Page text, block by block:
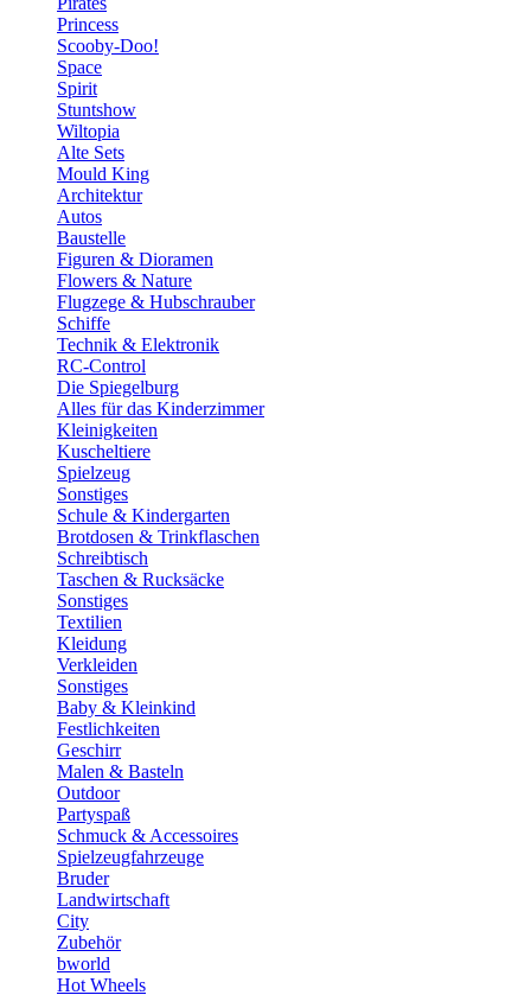
Princess
Scooby-Doo!
Space
Spirit
Stuntshow
Wiltopia
Alte Sets
Mould King
Architektur
Autos
Baustelle
Figuren & Dioramen
Flowers & Nature
Flugzege & Hubschrauber
Schiffe
Technik & Elektronik
RC-Control
Die Spiegelburg
Alles für das Kinderzimmer
Kleinigkeiten
Kuscheltiere
Spielzeug
Sonstiges
Schule & Kindergarten
Brotdosen & Trinkflaschen
Schreibtisch
Taschen & Rucksäcke
Sonstiges
Textilien
Kleidung
Verkleiden
Sonstiges
Baby & Kleinkind
Festlichkeiten
Geschirr
Malen & Basteln
Outdoor
Partyspaß
Schmuck & Accessoires
Spielzeugfahrzeuge
Bruder
Landwirtschaft
City
Zubehör
bworld
Hot Wheels